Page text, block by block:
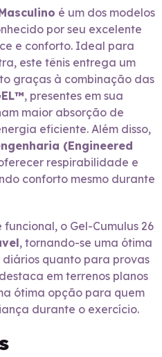
é um dos modelos
por seu excelente
e conforto. Ideal para
este tênis entrega um
graças à combinação das
, presentes em sua
maior absorção de
eficiente. Além disso,
(Engineered
respirabilidade e
conforto mesmo durante
o Gel-Cumulus 26
, tornando-se uma ótima
quanto para provas
em terrenos planos
ótima opção para quem
durante o exercício.